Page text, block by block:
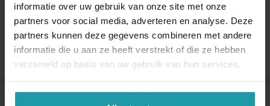
informatie over uw gebruik van onze site met onze
partners voor social media, adverteren en analyse. Deze
partners kunnen deze gegevens combineren met andere
informatie die u aan ze heeft verstrekt of die ze hebben
verzameld op basis van uw gebruik van hun services.